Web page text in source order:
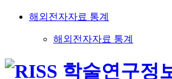
해외전자자료 통계
해외전자자료 통계